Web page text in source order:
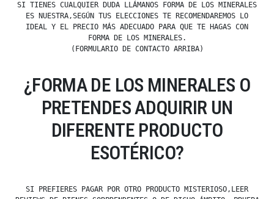
SI TIENES CUALQUIER DUDA LLÁMANOS FORMA DE LOS MINERALES
ES NUESTRA,SEGÚN TUS ELECCIONES TE RECOMENDAREMOS LO
IDEAL Y EL PRECIO MÁS ADECUADO PARA QUE TE HAGAS CON
FORMA DE LOS MINERALES.
(FORMULARIO DE CONTACTO ARRIBA)
¿FORMA DE LOS MINERALES O
PRETENDES ADQUIRIR UN
DIFERENTE PRODUCTO
ESOTÉRICO?
SI PREFIERES PAGAR POR OTRO PRODUCTO MISTERIOSO,LEER